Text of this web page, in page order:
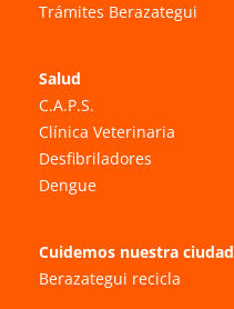
Trámites Berazategui
Salud
C.A.P.S.
Clínica Veterinaria
Desfibriladores
Dengue
Cuidemos nuestra ciudad
Berazategui recicla